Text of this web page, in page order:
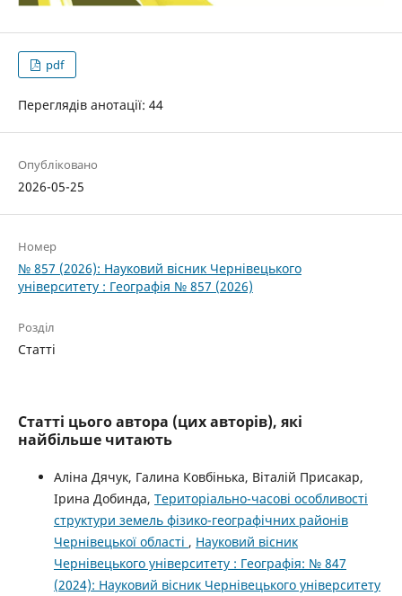
pdf
Переглядів анотації: 44
Опубліковано
2026-05-25
Номер
№ 857 (2026): Науковий вісник Чернівецького
університету : Географія № 857 (2026)
Розділ
Статті
Статті цього автора (цих авторів), які
найбільше читають
Аліна Дячук, Галина Ковбінька, Віталій Присакар,
Ірина Добинда, Територіально-часові особливості
структури земель фізико-географічних районів
Чернівецької області , Науковий вісник
Чернівецького університету : Географія: № 847
(2024): Науковий вісник Чернівецького університету